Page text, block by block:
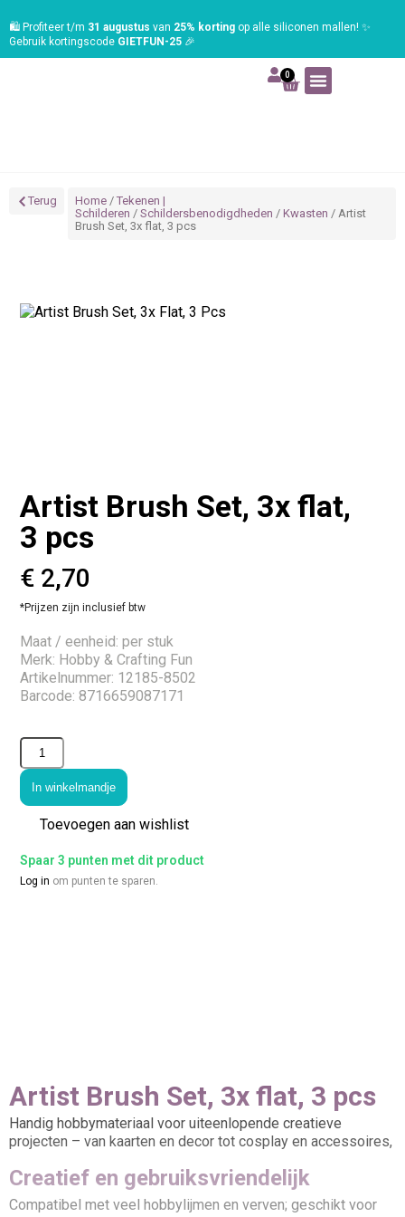
🛍️ Profiteer t/m 31 augustus van 25% korting op alle siliconen mallen! ✨
Gebruik kortingscode GIETFUN-25 🎉
0
Terug Home / Tekenen |
Schilderen / Schildersbenodigdheden / Kwasten / Artist
Brush Set, 3x flat, 3 pcs
Artist Brush Set, 3x flat,
3 pcs
€ 2,70
*Prijzen zijn inclusief btw
Maat / eenheid: per stuk
Merk: Hobby & Crafting Fun
Artikelnummer: 12185-8502
Barcode: 8716659087171
In winkelmandje
Toevoegen aan wishlist
Spaar 3 punten met dit product
Log in om punten te sparen.
Artist Brush Set, 3x flat, 3 pcs
Handig hobbymateriaal voor uiteenlopende creatieve
projecten – van kaarten en decor tot cosplay en accessoires,
Creatief en gebruiksvriendelijk
Compatibel met veel hobbylijmen en verven; geschikt voor